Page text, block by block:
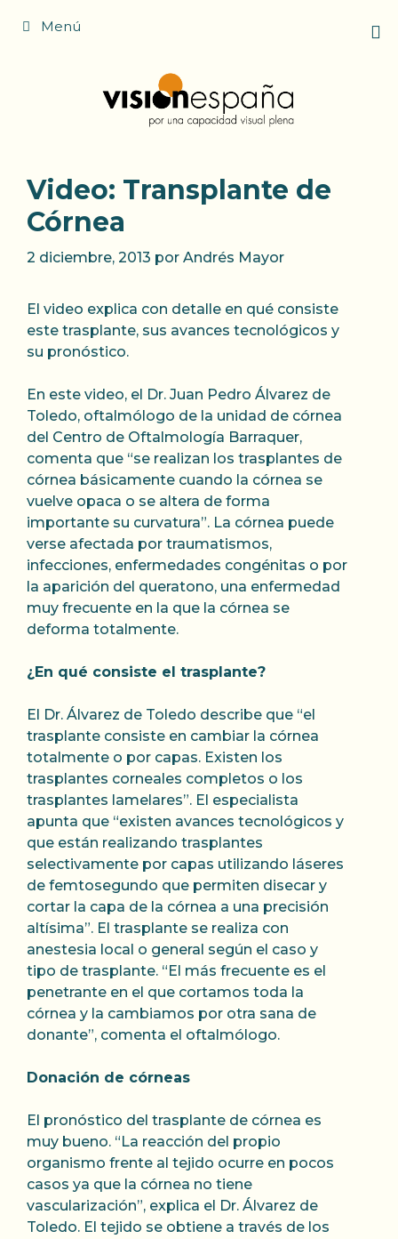
Menú
Video: Transplante de
Córnea
2 diciembre, 2013 por Andrés Mayor
El video explica con detalle en qué consiste
este trasplante, sus avances tecnológicos y
su pronóstico.
En este video, el Dr. Juan Pedro Álvarez de
Toledo, oftalmólogo de la unidad de córnea
del Centro de Oftalmología Barraquer,
comenta que “se realizan los trasplantes de
córnea básicamente cuando la córnea se
vuelve opaca o se altera de forma
importante su curvatura”. La córnea puede
verse afectada por traumatismos,
infecciones, enfermedades congénitas o por
la aparición del queratono, una enfermedad
muy frecuente en la que la córnea se
deforma totalmente.
¿En qué consiste el trasplante?
El Dr. Álvarez de Toledo describe que “el
trasplante consiste en cambiar la córnea
totalmente o por capas. Existen los
trasplantes corneales completos o los
trasplantes lamelares”. El especialista
apunta que “existen avances tecnológicos y
que están realizando trasplantes
selectivamente por capas utilizando láseres
de femtosegundo que permiten disecar y
cortar la capa de la córnea a una precisión
altísima”. El trasplante se realiza con
anestesia local o general según el caso y
tipo de trasplante. “El más frecuente es el
penetrante en el que cortamos toda la
córnea y la cambiamos por otra sana de
donante”, comenta el oftalmólogo.
Donación de córneas
El pronóstico del trasplante de córnea es
muy bueno. “La reacción del propio
organismo frente al tejido ocurre en pocos
casos ya que la córnea no tiene
vascularización”, explica el Dr. Álvarez de
Toledo. El tejido se obtiene a través de los